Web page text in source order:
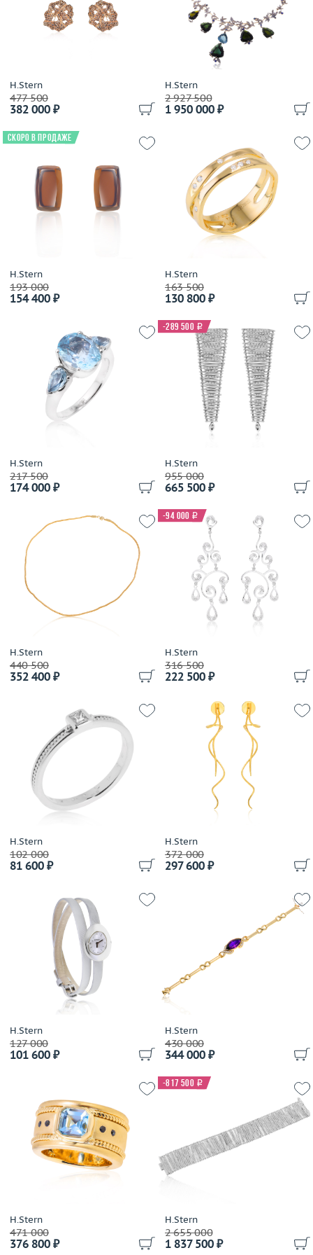
Avakian
Balocchi Preziosi
Belle Bague (GIM)
Bellini
Bernhard H.Mayer
Bertapelle&Carlesso
Bibigi
Biko
Breuning
British Academy of Jewellery
Buccellati
Bucherer
Buzio Luciano
Bvlgari
Cacharel
Callegher Gioielli
Cantamessa
Cara
Carats
Carlo Luca Della Quercia
Carrera y Carrera
Casato
Cassa Forte
Chanel
Chantecler
Chaumet
Chiampesan
Chimento
Chopard
Coaro
Constantin Artmayer
Crivelli
Dada Arrigoni
Damas
Damiani
Dario & Pietro
David Yurman
De Beers
De Dears
De Grisogono
Di Modolo
Diamanti
Diamond Point
Dior
Dubey&Schaldenbrand
Emil Kraus
Emmeti
Выбрано: всё
Теги
H.Stern
477 500
382 000 ₽
H.Stern
2 927 500
1 950 000 ₽
H.Stern
193 000
154 400 ₽
Скоро в продаже
H.Stern
163 500
130 800 ₽
H.Stern
217 500
174 000 ₽
H.Stern
955 000
665 500 ₽
-289 500 i
H.Stern
440 500
352 400 ₽
H.Stern
316 500
222 500 ₽
-94 000 i
H.Stern
102 000
81 600 ₽
H.Stern
372 000
297 600 ₽
H.Stern
127 000
101 600 ₽
H.Stern
430 000
344 000 ₽
H.Stern
471 000
376 800 ₽
H.Stern
2 655 000
1 837 500 ₽
-817 500 i